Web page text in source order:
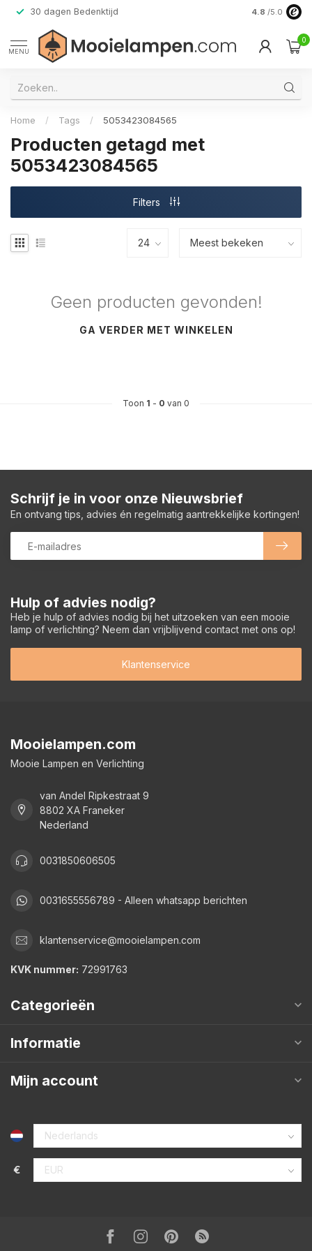
30 dagen Bedenktijd Verzending
4.8 /5.0
MENU
0
Home / Tags / 5053423084565
Producten getagd met
5053423084565
Filters
Geen producten gevonden!
GA VERDER MET WINKELEN
Toon 1 - 0 van 0
Hulp of advies nodig?
Heb je hulp of advies nodig bij het uitzoeken van een mooie
lamp of verlichting? Neem dan vrijblijvend contact met ons op!
Klantenservice
Schrijf je in voor onze Nieuwsbrief
En ontvang tips, advies én regelmatig aantrekkelijke kortingen!
Mooielampen.com
Mooie Lampen en Verlichting
van Andel Ripkestraat 9
8802 XA Franeker
Nederland
0031850606505
0031655556789 - Alleen whatsapp berichten
klantenservice@mooielampen.com
KVK nummer: 72991763
Categorieën
Informatie
Mijn account
€